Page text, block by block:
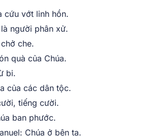
cứu vớt linh hồn.
người phân xử.
che.
quà của Chúa.
bi.
của các dân tộc.
tiếng cười.
ban phước.
Chúa ở bên ta.